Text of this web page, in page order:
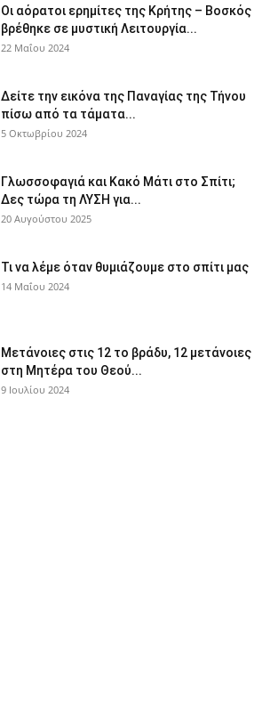
Οι αόρατοι ερημίτες της Κρήτης – Βοσκός
βρέθηκε σε μυστική Λειτουργία...
22 Μαΐου 2024
Δείτε την εικόνα της Παναγίας της Τήνου
πίσω από τα τάματα...
5 Οκτωβρίου 2024
Γλωσσοφαγιά και Κακό Μάτι στο Σπίτι;
Δες τώρα τη ΛΥΣΗ για...
20 Αυγούστου 2025
Τι να λέμε όταν θυμιάζουμε στο σπίτι μας
14 Μαΐου 2024
Μετάνοιες στις 12 το βράδυ, 12 μετάνοιες
στη Μητέρα του Θεού...
9 Ιουλίου 2024